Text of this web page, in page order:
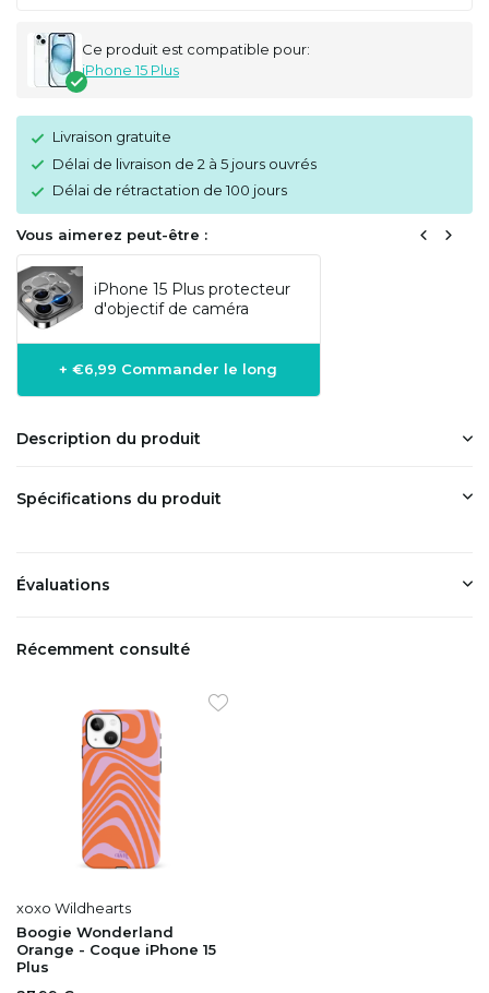
Ce produit est compatible pour:
iPhone 15 Plus
Livraison gratuite
Délai de livraison de 2 à 5 jours ouvrés
Délai de rétractation de 100 jours
Vous aimerez peut-être :
iPhone 15 Plus protecteur
d'objectif de caméra
+ €6,99 Commander le long
Description du produit
Spécifications du produit
Évaluations
Récemment consulté
xoxo Wildhearts
Boogie Wonderland
Orange - Coque iPhone 15
Plus